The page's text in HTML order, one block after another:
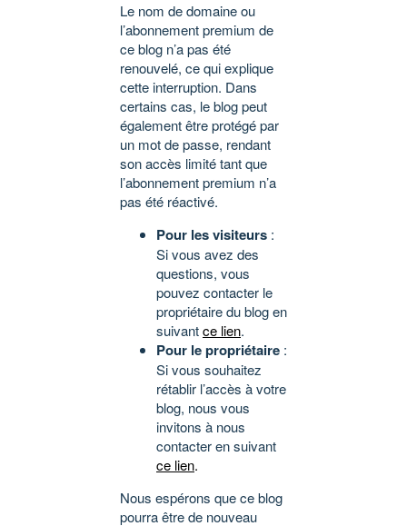
Le nom de domaine ou
l’abonnement premium de
ce blog n’a pas été
renouvelé, ce qui explique
cette interruption. Dans
certains cas, le blog peut
également être protégé par
un mot de passe, rendant
son accès limité tant que
l’abonnement premium n’a
pas été réactivé.
Pour les visiteurs :
Si vous avez des
questions, vous
pouvez contacter le
propriétaire du blog en
suivantce lien.
Pour le propriétaire :
Si vous souhaitez
rétablir l’accès à votre
blog, nous vous
invitons à nous
contacter en suivant
ce lien.
Nous espérons que ce blog
pourra être de nouveau